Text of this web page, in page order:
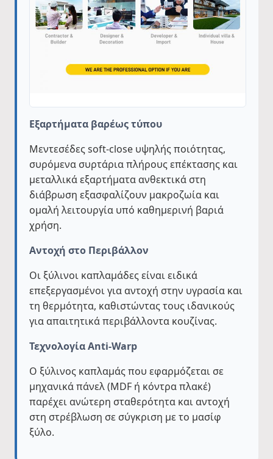
Εξαρτήματα βαρέως τύπου
Μεντεσέδες soft-close υψηλής ποιότητας,
συρόμενα συρτάρια πλήρους επέκτασης και
μεταλλικά εξαρτήματα ανθεκτικά στη
διάβρωση εξασφαλίζουν μακροζωία και
ομαλή λειτουργία υπό καθημερινή βαριά
χρήση.
Αντοχή στο Περιβάλλον
Οι ξύλινοι καπλαμάδες είναι ειδικά
επεξεργασμένοι για αντοχή στην υγρασία και
τη θερμότητα, καθιστώντας τους ιδανικούς
για απαιτητικά περιβάλλοντα κουζίνας.
Τεχνολογία Anti-Warp
Ο ξύλινος καπλαμάς που εφαρμόζεται σε
μηχανικά πάνελ (MDF ή κόντρα πλακέ)
παρέχει ανώτερη σταθερότητα και αντοχή
στη στρέβλωση σε σύγκριση με το μασίφ
ξύλο.